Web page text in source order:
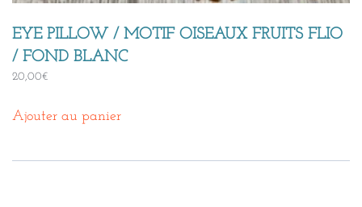
EYE PILLOW / MOTIF OISEAUX FRUITS FLIO
/ FOND BLANC
20,00€
Ajouter au panier